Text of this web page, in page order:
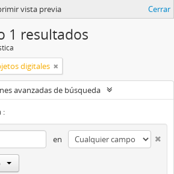
vista previa Cerrar
1 resultados
digitales
avanzadas de búsqueda
:
en